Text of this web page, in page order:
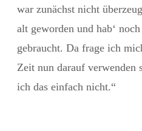
war zunächst nicht
alt geworden und hab‘
gebraucht. Da frage ich
Zeit nun darauf
ich das einfach nicht.“